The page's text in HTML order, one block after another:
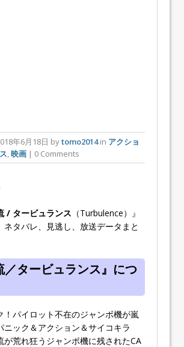
年6月18日 bytomo2014in アクショ
映画 | 0 Comments
/ タービュランス （Turbulence）』
ネタバレ、見逃し、放送データまと
／タービュランス』につ
！パイロット不在のジャンボ機が嵐
ニック＆アクション＆サイコキラ
荒れ狂うジャンボ機に残されたCA